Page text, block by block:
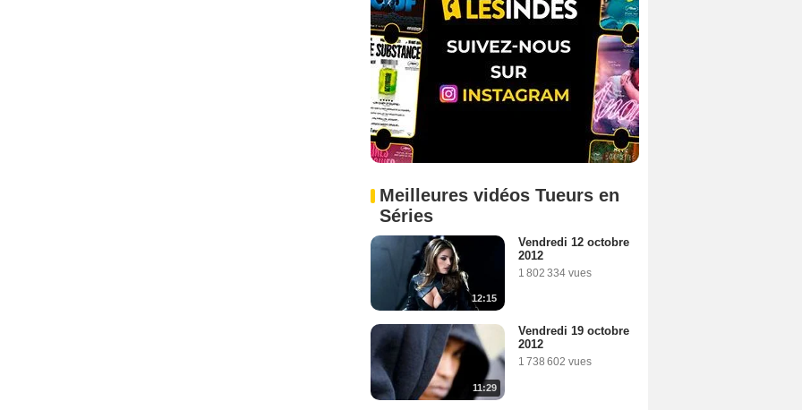
Meilleures vidéos Tueurs en
Séries
12:15
Vendredi 12 octobre
2012
1 802 334 vues
11:29
Vendredi 19 octobre
2012
1 738 602 vues